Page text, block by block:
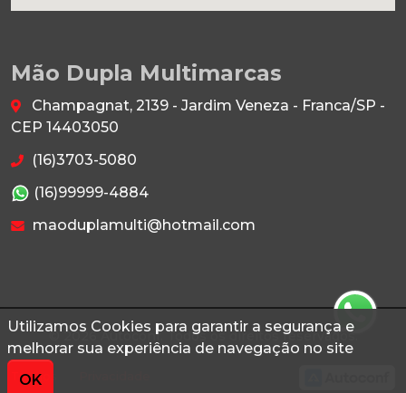
Utilizamos Cookies para garantir a segurança e
melhorar sua experiência de navegação no site
OK
Mão Dupla Multimarcas
Champagnat, 2139 - Jardim Veneza - Franca/SP -
CEP 14403050
(16)3703-5080
(16)99999-4884
maoduplamulti@hotmail.com
© 2026 Autoconf. Todos os direitos reservados.
Termos